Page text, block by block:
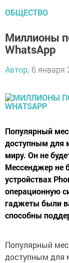
ОБЩЕСТВО
Миллионы
WhatsApp
Автор, 6 января
Популярный
доступным для
миру. Он не
Мессенджер не
устройствах
операционную
гаджеты были
способны
Популярный
доступным для